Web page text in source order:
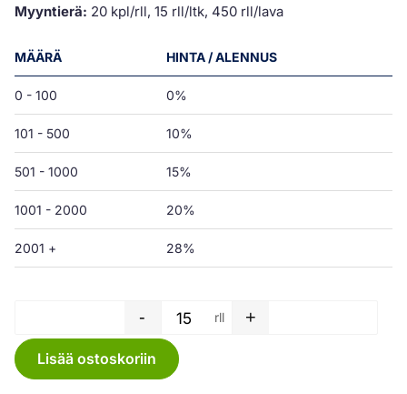
Myyntierä: 20 kpl/rll, 15 rll/ltk, 450 rll/lava
MÄÄRÄ HINTA / ALENNUS
0 - 100 0%
101 - 500 10%
501 - 1000 15%
1001 - 2000 20%
2001 + 28%
Jätesäkki rulla - 50 L - 650 x
- rll +
Lisää ostoskoriin